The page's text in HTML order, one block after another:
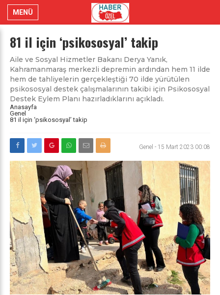
MENÜ
81 il için ‘psikososyal’ takip
Aile ve Sosyal Hizmetler Bakanı Derya Yanık,
Kahramanmaraş merkezli depremin ardından hem 11 ilde
hem de tahliyelerin gerçekleştiği 70 ilde yürütülen
psikososyal destek çalışmalarının takibi için Psikososyal
Destek Eylem Planı hazırladıklarını açıkladı.
Anasayfa
Genel
81 il için ‘psikososyal’ takip
Genel - 15 Mart 2023 00:08